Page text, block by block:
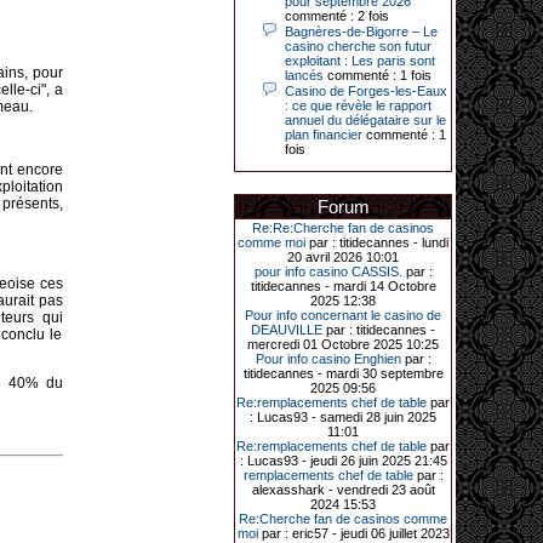
pour
ci", a
encore
ces
pas
qui
le
40% du
Le plus gros gain gagné depuis plus
de 20 ans dans l’établissement.
31-03-2026|
Série de jackpots au casino JOA de
Gujan-Mestras : ce mois de mars a
été fructueux pour quelques
une machine à sous pour une mise
initiale de 5,28 €. Puis quelques
jours plus tard, le vendredi 27 mars,
un joueur a décroché 12 086 euros
sur une autre machine à sous.
Enfin, troisième et dernier jackpot,
record cette fois-ci, le samedi 28
mars dernier. Quelque 111 322
euros ont été remportés sur la table
d’Ultimate Texas Hold’em Poker,
grâce à une mise de 5 euros sur la
case bonus et une quinte flush
royale. Ces gains ont été annoncés
dans un communiqué diffusé par le
casino ce lundi 30 mars en soirée.
11-01-2026|
Dimanche 11 janvier, en soirée, une
cliente retraitée de 78 ans, habitant
Trémuson, a eu l’énorme surprise
commenté : 2 fois
Bagnères-de-Bigorre – Le
casino cherche son futur
exploitant : Les paris sont
lancés commenté : 1 fois
Casino de Forges-les-Eaux
: ce que révèle le rapport
annuel du délégataire sur le
plan financier commenté : 1
fois
Forum
Re:Re:Cherche fan de casinos
comme moi par : titidecannes - lundi
20 avril 2026 10:01
pour info casino CASSIS. par :
titidecannes - mardi 14 Octobre
2025 12:38
Pour info concernant le casino de
DEAUVILLE par : titidecannes -
mercredi 01 Octobre 2025 10:25
Pour info casino Enghienpar :
titidecannes - mardi 30 septembre
2025 09:56
Re:remplacements chef de table par
: Lucas93 - samedi 28 juin 2025
11:01
Re:remplacements chef de table par
: Lucas93 - jeudi 26 juin 2025 21:45
remplacements chef de tablepar :
alexasshark - vendredi 23 août
2024 15:53
Re:Cherche fan de casinos comme
moipar : eric57 - jeudi 06 juillet 2023